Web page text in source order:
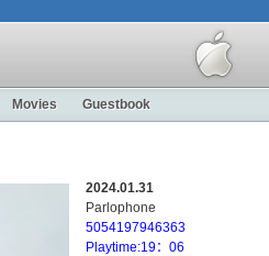
Movies Guestbook
2024.01.31
Parlophone
5054197946363
Playtime:19：06